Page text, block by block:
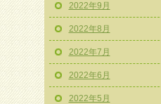
2022年9月
2022年8月
2022年7月
2022年6月
2022年5月